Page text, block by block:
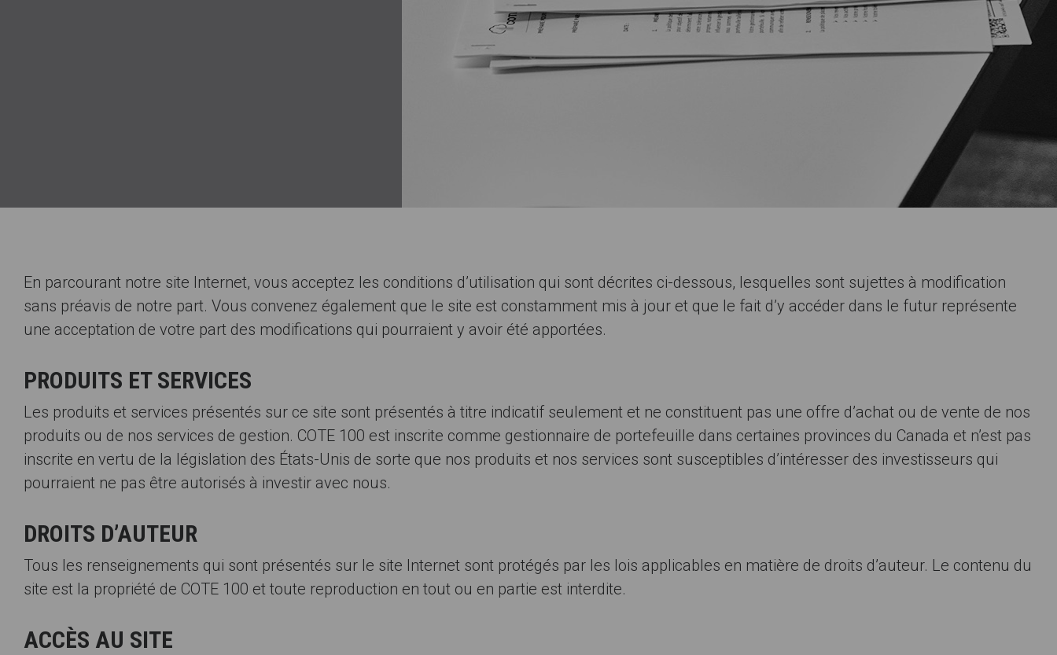
En parcourant notre site Internet, vous acceptez les conditions d’utilisation qui sont décrites ci-dessous, lesquelles sont sujettes à modification
sans préavis de notre part. Vous convenez également que le site est constamment mis à jour et que le fait d’y accéder dans le futur représente
une acceptation de votre part des modifications qui pourraient y avoir été apportées.
PRODUITS ET SERVICES
Les produits et services présentés sur ce site sont présentés à titre indicatif seulement et ne constituent pas une offre d’achat ou de vente de nos
produits ou de nos services de gestion. COTE 100 est inscrite comme gestionnaire de portefeuille dans certaines provinces du Canada et n’est pas
inscrite en vertu de la législation des États-Unis de sorte que nos produits et nos services sont susceptibles d’intéresser des investisseurs qui
pourraient ne pas être autorisés à investir avec nous.
DROITS D’AUTEUR
Tous les renseignements qui sont présentés sur le site Internet sont protégés par les lois applicables en matière de droits d’auteur. Le contenu du
site est la propriété de COTE 100 et toute reproduction en tout ou en partie est interdite.
ACCÈS AU SITE